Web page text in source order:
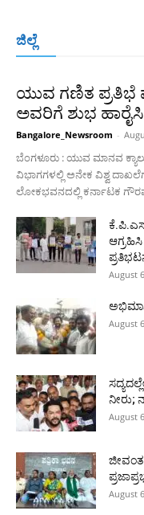
ಜಿಲ್ಲೆ
ಯುವ ಗಣಿತ ಪ್ರತಿಭೆ
ಅವರಿಗೆ ಶುಭ
Bangalore_Newsroom -
ಬೆಂಗಳೂರು : ಯುವ ಮಾನವ
ವಿಭಾಗಗಳಲ್ಲಿ ಅನೇಕ ವಿಶ್ವ
ಲೋಕಭವನದಲ್ಲಿ ಕರ್ನಾಟಕ
August
August
ನೀರು;
August
August